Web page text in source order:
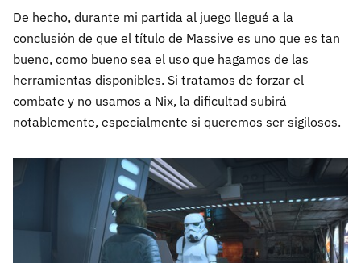
De hecho, durante mi partida al juego llegué a la
conclusión de que el título de Massive es uno que es tan
bueno, como bueno sea el uso que hagamos de las
herramientas disponibles. Si tratamos de forzar el
combate y no usamos a Nix, la dificultad subirá
notablemente, especialmente si queremos ser sigilosos.